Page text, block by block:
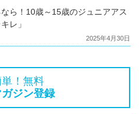
ら！10歳～15歳のジュニアアス
レ」
2025年4月30日
！無料
ジン登録